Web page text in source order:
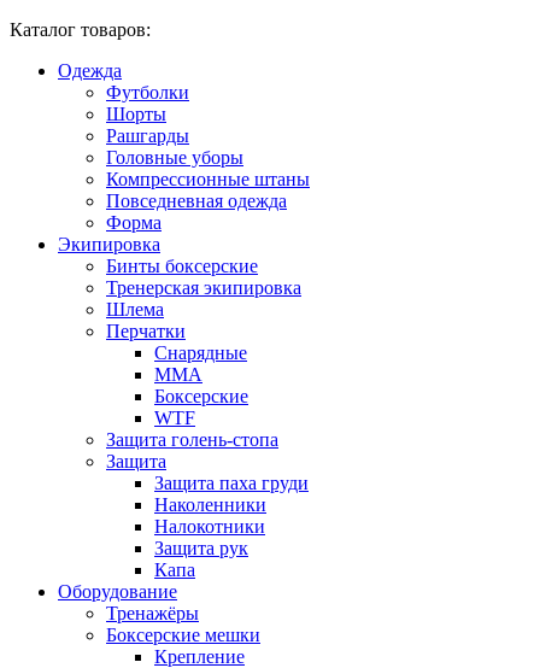
Каталог товаров:
Одежда
Футболки
Шорты
Рашгарды
Головные уборы
Компрессионные штаны
Повседневная одежда
Форма
Экипировка
Бинты боксерские
Тренерская экипировка
Шлема
Перчатки
Снарядные
ММА
Боксерские
WTF
Защита голень-стопа
Защита
Защита паха груди
Наколенники
Налокотники
Защита рук
Капа
Оборудование
Тренажёры
Боксерские мешки
Крепление